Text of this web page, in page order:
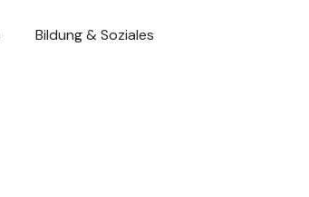
Bildung & Soziales